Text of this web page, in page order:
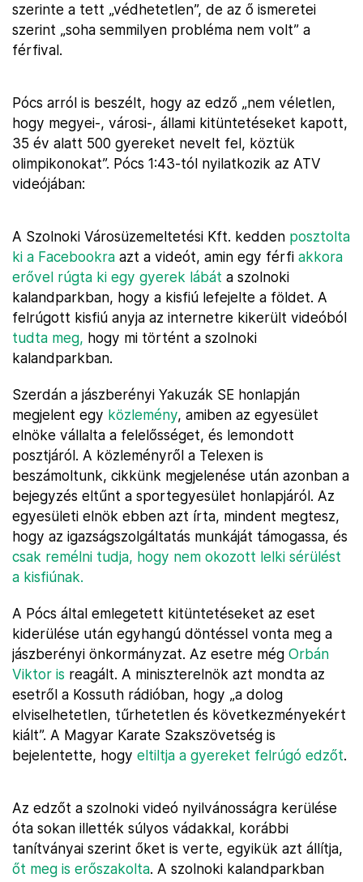
szerinte a tett „védhetetlen”, de az ő ismeretei
szerint „soha semmilyen probléma nem volt” a
férfival.
Pócs arról is beszélt, hogy az edző „nem véletlen,
hogy megyei-, városi-, állami kitüntetéseket kapott,
35 év alatt 500 gyereket nevelt fel, köztük
olimpikonokat”. Pócs 1:43-tól nyilatkozik az ATV
videójában:
A Szolnoki Városüzemeltetési Kft. kedden posztolta
ki a Facebookra azt a videót, amin egy férfi akkora
erővel rúgta ki egy gyerek lábát a szolnoki
kalandparkban, hogy a kisfiú lefejelte a földet. A
felrúgott kisfiú anyja az internetre kikerült videóból
tudta meg, hogy mi történt a szolnoki
kalandparkban.
Szerdán a jászberényi Yakuzák SE honlapján
megjelent egy közlemény, amiben az egyesület
elnöke vállalta a felelősséget, és lemondott
posztjáról. A közleményről a Telexen is
beszámoltunk, cikkünk megjelenése után azonban a
bejegyzés eltűnt a sportegyesület honlapjáról. Az
egyesületi elnök ebben azt írta, mindent megtesz,
hogy az igazságszolgáltatás munkáját támogassa, és
csak remélni tudja, hogy nem okozott lelki sérülést
a kisfiúnak.
A Pócs által emlegetett kitüntetéseket az eset
kiderülése után egyhangú döntéssel vonta meg a
jászberényi önkormányzat. Az esetre még Orbán
Viktor is reagált. A miniszterelnök azt mondta az
esetről a Kossuth rádióban, hogy „a dolog
elviselhetetlen, tűrhetetlen és következményekért
kiált”. A Magyar Karate Szakszövetség is
bejelentette, hogy eltiltja a gyereket felrúgó edzőt.
Az edzőt a szolnoki videó nyilvánosságra kerülése
óta sokan illették súlyos vádakkal, korábbi
tanítványai szerint őket is verte, egyikük azt állítja,
őt meg is erőszakolta. A szolnoki kalandparkban